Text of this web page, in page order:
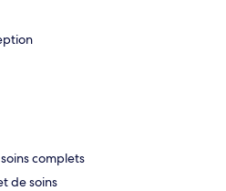
complets
de soins